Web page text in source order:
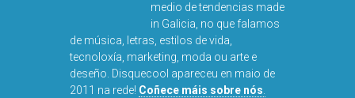
DISQUEFICHA:
medio de tendencias made
in Galicia, no que falamos
de música, letras, estilos de vida,
tecnoloxía, marketing, moda ou arte e
deseño. Disquecool apareceu en maio de
2011 na rede! Coñece máis sobre nós